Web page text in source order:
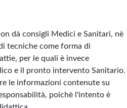
dà consigli Medici e Sanitari, nè
tecniche come forma di
per le quali è invece
e il pronto intervento Sanitario.
le informazioni contenute su
poichè l'intento è